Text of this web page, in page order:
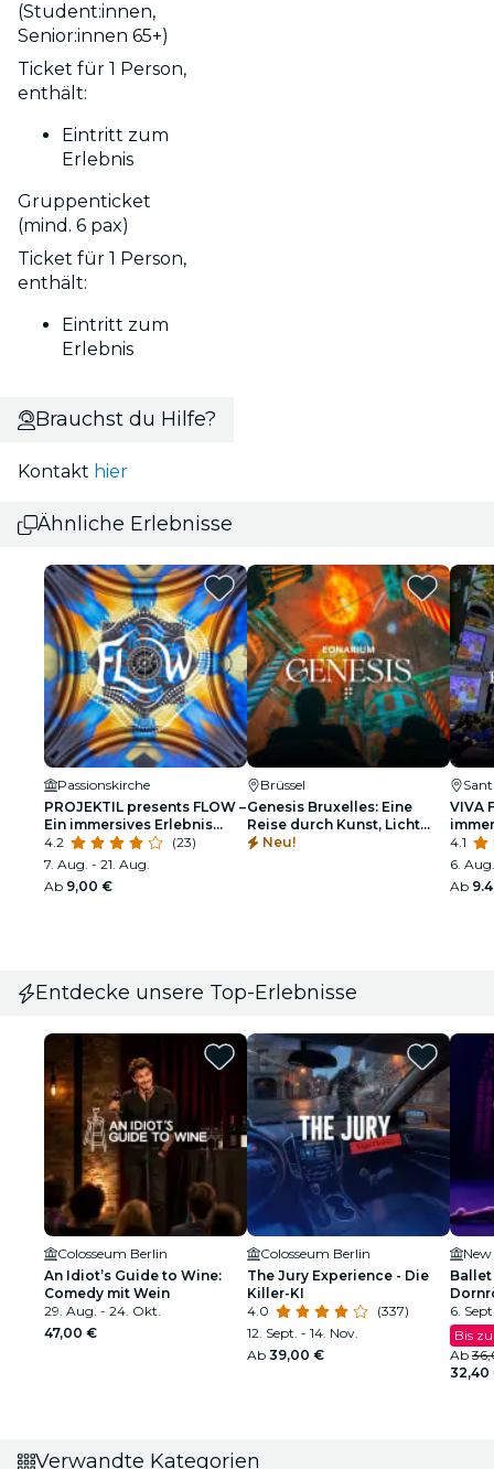
(Student:innen,
Senior:innen 65+)
Ticket für 1 Person,
enthält:
Eintritt zum
Erlebnis
Gruppenticket
(mind. 6 pax)
Ticket für 1 Person,
enthält:
Eintritt zum
Erlebnis
Brauchst du Hilfe?
Kontakt hier
Ähnliche Erlebnisse
Passionskirche
PROJEKTIL presents FLOW –
Ein immersives Erlebnis
entlang Smetanas Moldau –
Live-Konzerte
4.2
(23)
7. Aug. - 21. Aug.
Ab 9,00 €
Brüssel
Genesis Bruxelles: Eine
Reise durch Kunst, Licht
und Musik - Warteliste
Neu!
VIVA
4.1
6.
Ab
Entdecke unsere Top-Erlebnisse
Colosseum Berlin
An Idiot’s Guide to Wine:
Comedy mit Wein
29. Aug. - 24. Okt.
47,00 €
Colosseum Berlin
The Jury Experience - Die
Killer-KI
4.0
(337)
12. Sept. - 14. Nov.
Ab 39,00 €
6.
Bis
Ab
32,40
Verwandte Kategorien